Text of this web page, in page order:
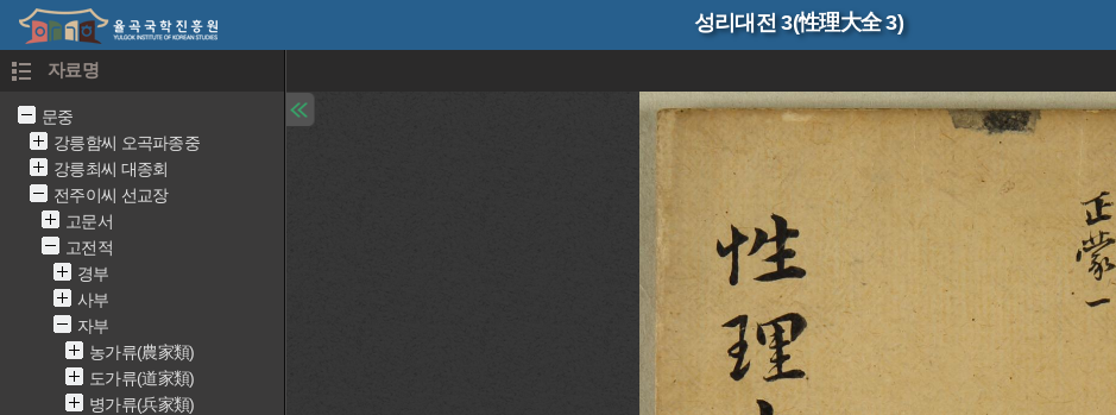
성리대전 3(性理大全 3)
자료명
문중
강릉함씨 오곡파종중
강릉최씨 대종회
전주이씨 선교장
고문서
고전적
경부
사부
자부
농가류(農家類)
도가류(道家類)
병가류(兵家類)